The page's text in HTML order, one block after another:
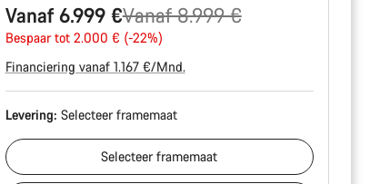
Vanaf 6.999 €
Originele
Prijs
Vanaf 8.999 €
Bespaar tot 2.000 € (-22%)
Financiering vanaf 1.167 €/Mnd.
Levering: Selecteerframemaat
Selecteerframemaat